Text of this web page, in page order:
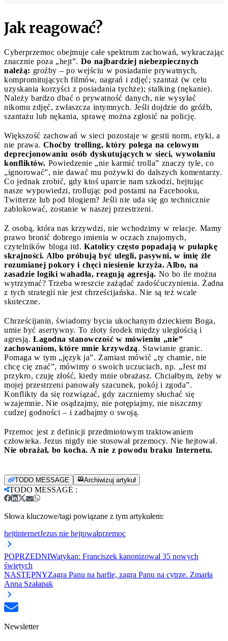
Jak reagować?
Cyberprzemoc obejmuje całe spektrum zachowań, wykraczając
znacznie poza „hejt”. Do najbardziej niebezpiecznych
należą: groźby – po wejściu w posiadanie prywatnych,
kompromitujących filmów, nagrań i zdjęć; szantaż (w celu
uzyskania korzyści z posiadania tychże); stalking (nękanie).
Należy bardzo dbać o prywatność danych, nie wysyłać
nikomu zdjęć, zwłaszcza intymnych. Jeśli dojdzie do gróźb,
szantażu lub nękania, sprawę można zgłosić na policję.
Większość zachowań w sieci pozostaje w gestii norm, etyki, a
nie prawa. Choćby trolling, który polega na celowym
deprecjonowaniu osób dyskutujących w sieci, wywołaniu
konfliktów. Powiedzenie „nie karmić trolla” znaczy tyle, co
„ignorować”, nie dawać mu pożywki do dalszych komentarzy.
Co jednak zrobić, gdy ktoś uparcie nam szkodzi, hejtując
nasze wypowiedzi, trollując pod postami na Facebooku,
Twitterze lub pod blogiem? Jeśli nie uda się go technicznie
zablokować, zostanie w naszej przestrzeni.
Z osobą, która nas krzywdzi, nie wchodzimy w relacje. Mamy
prawo bronić dobrego imienia w oczach znajomych,
czytelników bloga itd. Katolicy często popadają w pułapkę
skrajności. Albo próbują być ulegli, pasywni, w imię źle
rozumianej pokory i chęci niesienie krzyża. Albo, na
zasadzie logiki wahadła, reagują agresją. No bo ile można
wytrzymać? Trzeba wreszcie zażądać zadośćuczynienia. Żadna
z tych strategii nie jest chrześcijańska. Nie są też wcale
skuteczne.
Chrześcijanin, świadomy bycia ukochanym dzieckiem Boga,
umie być asertywny. To złoty środek między uległością i
agresją. Łagodna stanowczość w mówieniu „nie”
zachowaniom, które mnie krzywdzą. Stawianie granic.
Pomaga w tym „język ja”. Zamiast mówić „ty chamie, nie
chcę cię znać”, mówimy o swoich uczuciach, np. „Jest mi
przykro, czuję złość, kiedy mnie obrażasz. Chciałbym, żeby w
mojej przestrzeni panowały szacunek, pokój i zgoda”.
Konflikty da się rozwiązać, gdy zaczniemy słuchać się
wzajemnie. Nie osądzajmy, nie potępiajmy, nie niszczmy
cudzej godności – i zadbajmy o swoją.
Przemoc jest z definicji przedmiotowym traktowaniem
człowieka. Jezus nigdy nie stosował przemocy. Nie hejtował.
Nie obrażał, bo kocha. A nie z powodu braku Internetu.
TODO MESSAGE Archiwizuj artykuł
TODO MESSAGE :
Słowa kluczowe/tagi powiązane z tym artykułem:
hejtinternetJezus nie hejtowałprzemoc
POPRZEDNIWatykan: Franciszek kanonizował 35 nowych
świętych
NASTĘPNYZagra Panu na harfie, zagra Panu na cytrze. Zmarła
Anna Szałapak
Newsletter